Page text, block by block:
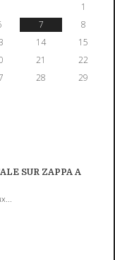
1
7
8
14
15
21
22
28
29
SUR ZAPPA A